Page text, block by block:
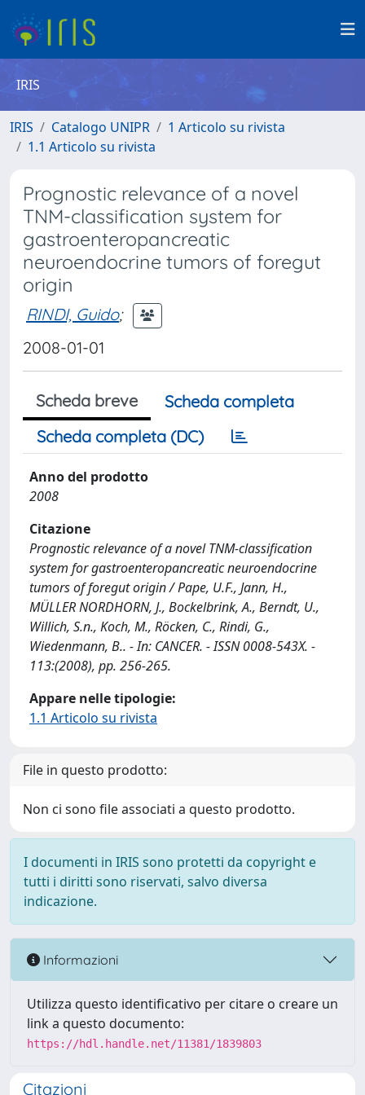
IRIS
IRIS Catalogo UNIPR
1 Articolo su rivista
1.1 Articolo su rivista
Prognostic relevance of a novel
TNM-classification system for
gastroenteropancreatic
neuroendocrine tumors of foregut
origin
RINDI, Guido;
2008-01-01
Scheda breve
Scheda completa
Scheda completa (DC)
Anno del prodotto
2008
Citazione
Prognostic relevance of a novel TNM-classification
system for gastroenteropancreatic neuroendocrine
tumors of foregut origin / Pape, U.F., Jann, H.,
MÜLLER NORDHORN, J., Bockelbrink, A., Berndt, U.,
Willich, S.n., Koch, M., Röcken, C., Rindi, G.,
Wiedenmann, B.. - In: CANCER. - ISSN 0008-543X. -
113:(2008), pp. 256-265.
Appare nelle tipologie:
1.1 Articolo su rivista
File in questo prodotto:
Non ci sono file associati a questo prodotto.
I documenti in IRIS sono protetti da copyright e
tutti i diritti sono riservati, salvo diversa
indicazione.
Informazioni
Utilizza questo identificativo per citare o creare un
link a questo documento:
https://hdl.handle.net/11381/1839803
Citazioni